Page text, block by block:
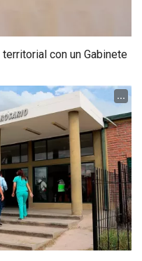
con un Gabinete
...